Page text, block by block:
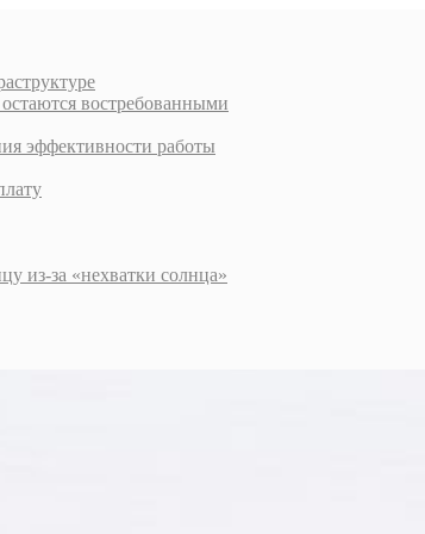
востребованными
эффективности работы
из-за «нехватки солнца»